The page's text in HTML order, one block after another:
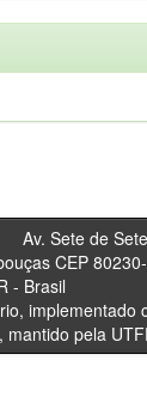
de
CEP
- PR -
implementado
mantido pela